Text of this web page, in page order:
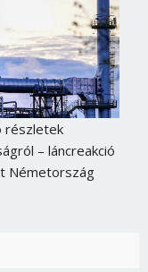
részletek
– láncreakció
Németország